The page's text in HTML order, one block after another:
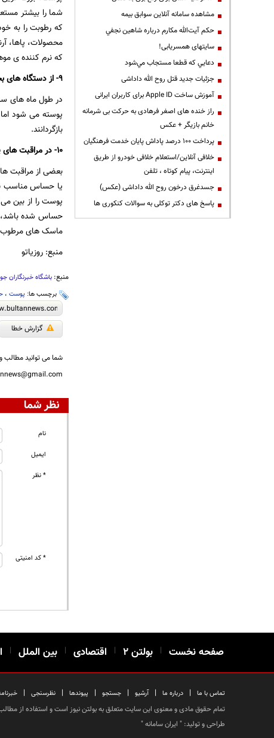
شما را بیشتر
که رطوبت را به
محصولات، پاها،
که نرم کننده ی موهایتان حداقل ۵ دقیقه روی موهایتان بماند
۹- از دستگاه های بخور، به ویژه در زمستان ها استفاده نمی کنید
در طول ماه های
پوسته می شود
بازگردانند.
۱۰- در مراقبت های پوستی افراط می کنید
بعضی از مراقبت
یا حساس مناسب
پوست را از بین
حساس شده باشد،
ماسک های مرطوب
منبع: روزیاتو
منبع: باشگاه خبرنگاران
برچسب ها: پوست،
گزارش خطا
شما می توانید مطالب
نظر شما
نام
ایمیل
* نظر
* کد امنیتی
مشاهده سامانه آنلاين سوابق بیمه
حكم آيت‌الله مكارم درباره شاهين نجفي
سایتهای همسریابی!
دعايي كه قطعا مستجاب مي‌شود
جزئیات جدید قتل روح الله داداشی
آموزش ساخت Apple ID برای کاربران ایرانی
راز خنده های اصغر فرهادی به حرکت بی شرمانه
خانم بازیگر + عکس
پرداخت ۱۰۰ درصد پاداش پایان خدمت فرهنگیان
خلافی آنلاین/استعلام خلافی خودرو از طریق
اینترنت، پیام کوتاه ، تلفن
جسدغرق درخون روح الله داداشی (عکس)
پاسخ های دکتر توکلی به سوالات کنکوری ها
صفحه نخست | بولتن ۲ | اقتصادی | بین الملل |
تماس با ما | درباره ما | آرشیو | جستجو | پیوندها | نظرسنجی |
تمام حقوق مادی و معنوی این سایت متعلق به بولتن نیوز است و استفاده از مطالب
طراحی و تولید: " ایران سامانه"